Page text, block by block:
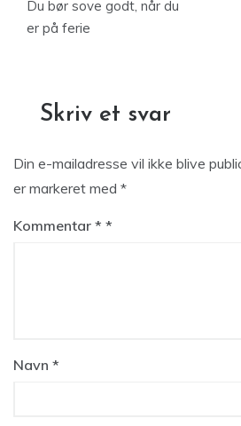
Du bør sove godt, når du
er på ferie
Skriv et svar
Din e-mailadresse vil ikke blive
er markeret med *
Kommentar *
Navn *